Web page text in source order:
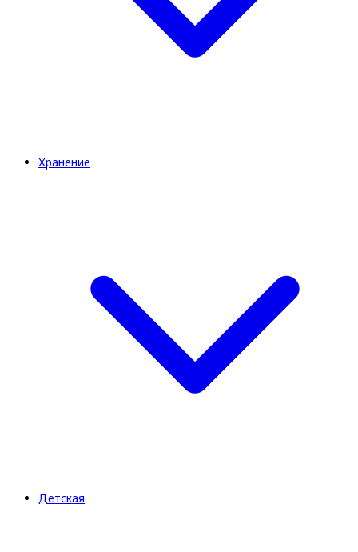
Хранение
Детская